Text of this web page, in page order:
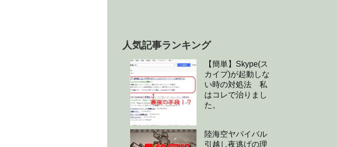
人気記事ランキング
【簡単】Skype(ス
カイプ)が起動しな
い時の対処法 私
はコレで治りまし
た。
陸海空ヤバイバル
引越し夜逃げの理